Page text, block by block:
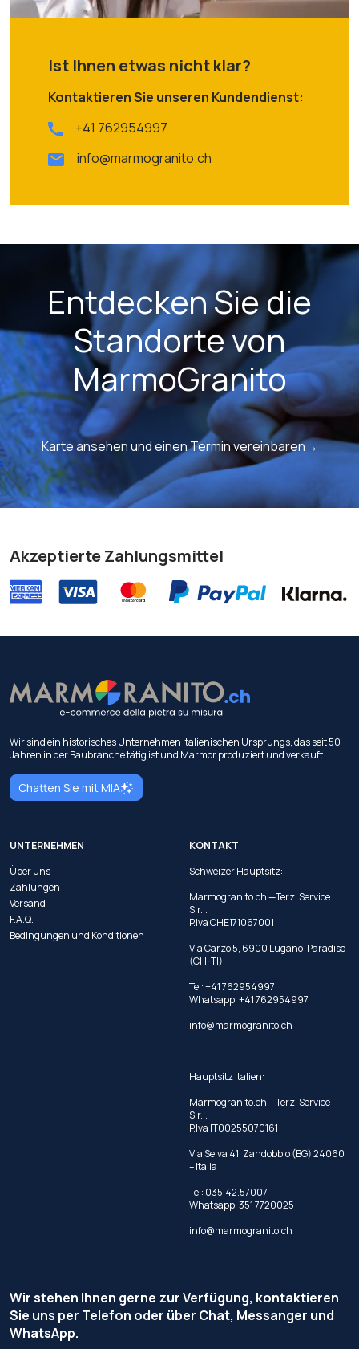
Ist Ihnen etwas nicht klar?
Kontaktieren Sie unseren Kundendienst:
+41 762954997
info@marmogranito.ch
Entdecken Sie die
Standorte von
MarmoGranito
Karte ansehen und einen Termin vereinbaren→
Akzeptierte Zahlungsmittel
Wir sind ein historisches Unternehmen italienischen Ursprungs, das seit 50
Jahren in der Baubranche tätig ist und Marmor produziert und verkauft.
Chatten Sie mit MIA
UNTERNEHMEN
Über uns
Zahlungen
Versand
F.A.Q.
Bedingungen und Konditionen
KONTAKT
Schweizer Hauptsitz:
Marmogranito.ch —Terzi Service
S.r.l.
P.Iva CHE171067001
Via Carzo 5, 6900 Lugano-Paradiso
(CH-TI)
Tel: +41 762954997
Whatsapp:+41 762954997
info@marmogranito.ch
Hauptsitz Italien:
Marmogranito.ch —Terzi Service
S.r.l.
P.Iva IT00255070161
Via Selva 41, Zandobbio (BG) 24060
– Italia
Tel: 035.42.57007
Whatsapp:351 7720025
info@marmogranito.ch
Wir stehen Ihnen gerne zur Verfügung, kontaktieren
Sie uns per Telefon oder über Chat, Messanger und
WhatsApp.